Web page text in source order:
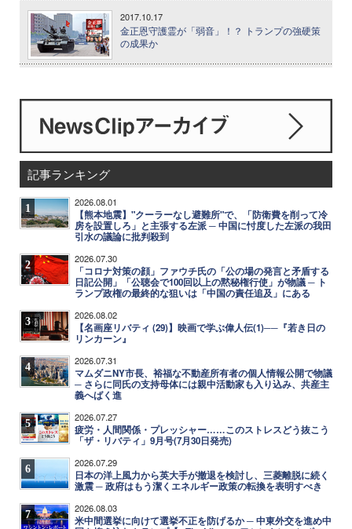
2017.10.17
金正恩守護霊が「弱音」！？ トランプの強硬策
の成果か
記事ランキング
1 2026.08.01
【熊本地震】"クーラーなし避難所"で、「防衛費を削って冷
房を設置しろ」と主張する左派 ─ 中国に忖度した左派の我田
引水の議論に批判殺到
2 2026.07.30
「コロナ対策の顔」ファウチ氏の「公の場の発言と矛盾する
日記公開」「公聴会で100回以上の黙秘権行使」が物議 ─ ト
ランプ政権の最終的な狙いは「中国の責任追及」にある
3 2026.08.02
【名画座リバティ (29)】映画で学ぶ偉人伝(1)──『若き日の
リンカーン』
4 2026.07.31
マムダニNY市長、裕福な不動産所有者の個人情報公開で物議
─ さらに同氏の支持母体には親中活動家も入り込み、共産主
義へばく進
5 2026.07.27
疲労・人間関係・プレッシャー……このストレスどう抜こう
「ザ・リバティ」9月号(7月30日発売)
6 2026.07.29
日本の洋上風力から英大手が撤退を検討し、三菱離脱に続く
激震 ─ 政府はもう潔くエネルギー政策の転換を表明すべき
7 2026.08.03
米中間選挙に向けて選挙不正を防げるか ─ 中東外交を進め中